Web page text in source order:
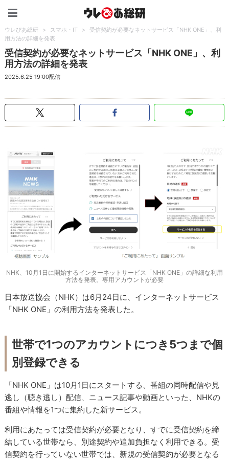
ウレぴあ総研 > スマホ・IT >
受信契約が必要なネットサービス「NHK ONE」、利
用方法の詳細を発表
受信契約が必要なネットサービス「NHK ONE」、利
用方法の詳細を発表
2025.6.25 19:00配信
NHK、10月1日に開始するインターネットサービス「NHK ONE」の詳細な利用
方法を発表。専用アカウントが必要
日本放送協会（NHK）は6月24日に、インターネットサービス
「NHK ONE」の利用方法を発表した。
世帯で1つのアカウントにつき5つまで個
別登録できる
「NHK ONE」は10月1日にスタートする、番組の同時配信や見
逃し（聴き逃し）配信、ニュース記事や動画といった、NHKの
番組や情報を1つに集約した新サービス。
利用にあたっては受信契約が必要となり、すでに受信契約を締
結している世帯なら、別途契約や追加負担なく利用できる。受
信契約を行っていない世帯では、新規の受信契約が必要となる